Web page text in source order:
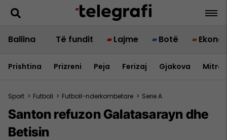
Ballina Të fundit Lajme Botë
Prishtina Prizreni Peja Ferizaj Gjakova
Sport > Futboll > Futboll-nderkombetare > Serie A
Santon refuzon Galatasarayn dhe
Betisin